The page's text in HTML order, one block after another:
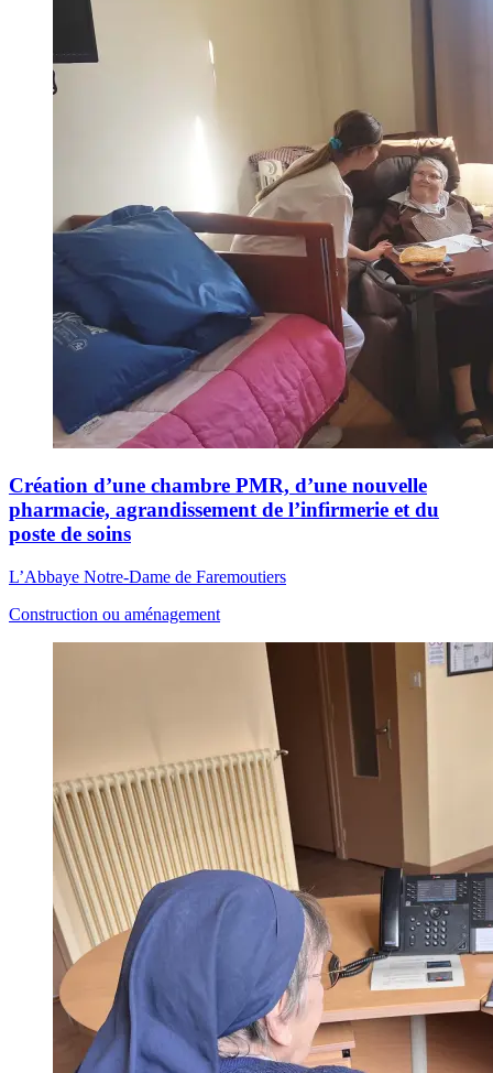
Création d’une chambre PMR, d’une nouvelle
pharmacie, agrandissement de l’infirmerie et du
poste de soins
L’Abbaye Notre-Dame de Faremoutiers
Construction ou aménagement